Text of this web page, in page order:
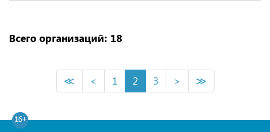
Всего организаций: 18
≪ < 1 2 3 > ≫
16+